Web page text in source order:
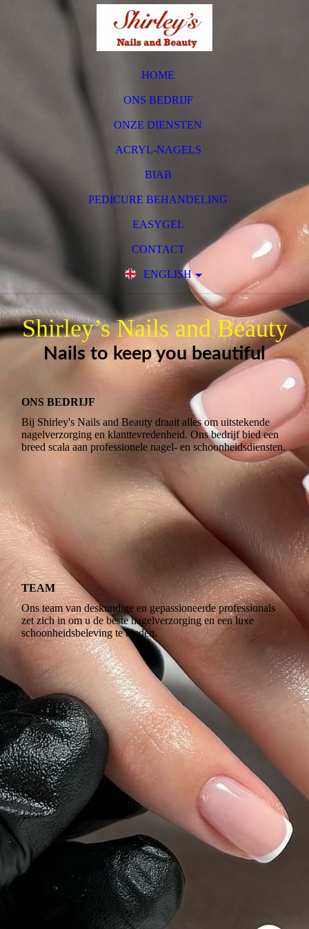
HOME
ONS BEDRIJF
ONZE DIENSTEN
ACRYL-NAGELS
BIAB
PEDICURE BEHANDELING
EASYGEL
CONTACT
ENGLISH
Shirley’s Nails and Beauty
Nails to keep you beautiful
ONS BEDRIJF
Bij Shirley's Nails and Beauty draait alles om uitstekende
nagelverzorging en klanttevredenheid. Ons bedrijf bied een
breed scala aan professionele nagel- en schoonheidsdiensten.
TEAM
Ons team van deskundige en gepassioneerde professionals
zet zich in om u de beste nagelverzorging en een luxe
schoonheidsbeleving te bieden.